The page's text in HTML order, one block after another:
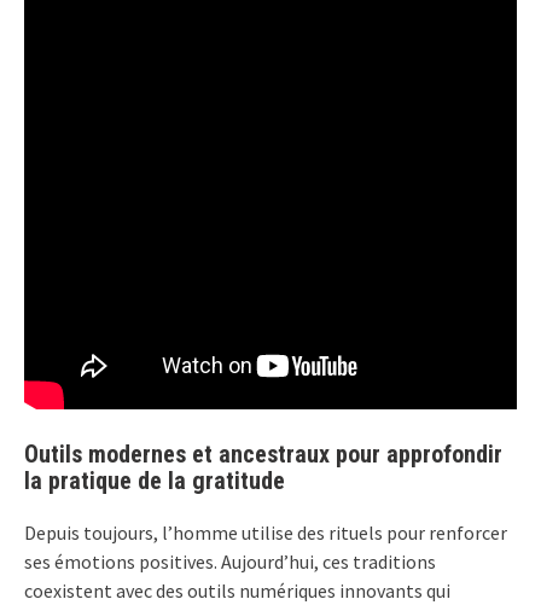
Outils modernes et ancestraux pour approfondir
la pratique de la gratitude
Depuis toujours, l’homme utilise des rituels pour renforcer
ses émotions positives. Aujourd’hui, ces traditions
coexistent avec des outils numériques innovants qui